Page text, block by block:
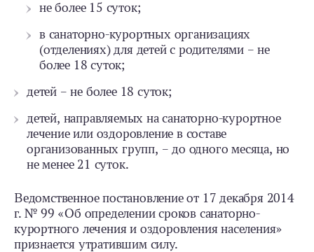
не более 15 суток;
в санаторно-курортных организациях
(отделениях) для детей с родителями – не
более 18 суток;
детей – не более 18 суток;
детей, направляемых на санаторно-курортное
лечение или оздоровление в составе
организованных групп, – до одного месяца, но
не менее 21 суток.
Ведомственное постановление от 17 декабря 2014
г. № 99 «Об определении сроков санаторно-
курортного лечения и оздоровления населения»
признается утратившим силу.